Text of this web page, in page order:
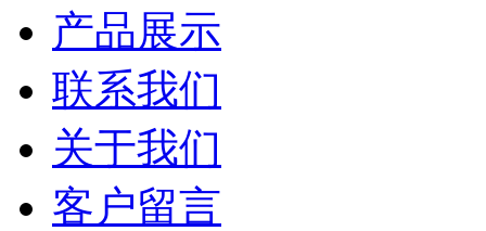
产品展示
联系我们
关于我们
客户留言